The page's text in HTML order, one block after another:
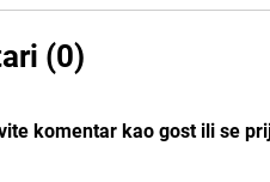
(0)
komentar kao gost ili se